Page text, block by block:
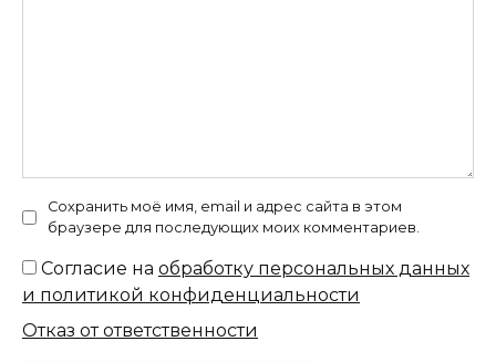
Сохранить моё имя, email и адрес сайта в этом
браузере для последующих моих комментариев.
Согласие на обработку персональных данных
и политикой конфиденциальности
Отказ от ответственности